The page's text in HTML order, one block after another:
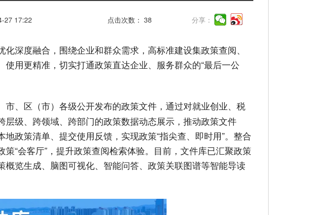
27 17:22 点击次数：38 分享：
深度融合，围绕企业和群众需求，高标准建设集政策查阅、
用更精准，切实打通政策直达企业、服务群众的“最后一公
市、区（市）各级公开发布的政策文件，通过对就业创业、税
级、跨领域、跨部门的政策数据动态展示，推动政策文件
地政策清单、提交使用反馈，实现政策“指尖查、即时用”。整合
“会客厅”，提升政策查阅检索体验。目前，文件库已汇聚政策
览生成、脑图可视化、智能问答、政策关联图谱等智能导读